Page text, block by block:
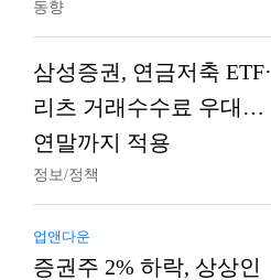
동향
삼성증권, 연금저축 ETF·
리츠 거래수수료 우대…
연말까지 적용
정보/정책
업앤다운
증권주 2% 하락, 상상인